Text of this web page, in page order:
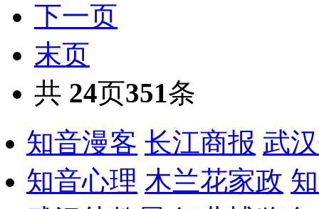
下一页
末页
共 24页351条
知音漫客 长江商报 武
知音心理 木兰花家政